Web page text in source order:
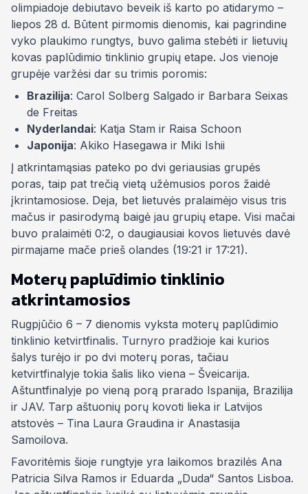
olimpiadoje debiutavo beveik iš karto po atidarymo –
liepos 28 d. Būtent pirmomis dienomis, kai pagrindine
vyko plaukimo rungtys, buvo galima stebėti ir lietuvių
kovas paplūdimio tinklinio grupių etape. Jos vienoje
grupėje varžėsi dar su trimis poromis:
Brazilija: Carol Solberg Salgado ir Barbara Seixas
de Freitas
Nyderlandai: Katja Stam ir Raisa Schoon
Japonija: Akiko Hasegawa ir Miki Ishii
Į atkrintamąsias pateko po dvi geriausias grupės
poras, taip pat trečią vietą užėmusios poros žaidė
įkrintamosiose. Deja, bet lietuvės pralaimėjo visus tris
mačus ir pasirodymą baigė jau grupių etape. Visi mačai
buvo pralaimėti 0:2, o daugiausiai kovos lietuvės davė
pirmajame mače prieš olandes (19:21 ir 17:21).
Moterų paplūdimio tinklinio
atkrintamosios
Rugpjūčio 6 – 7 dienomis vyksta moterų paplūdimio
tinklinio ketvirtfinalis. Turnyro pradžioje kai kurios
šalys turėjo ir po dvi moterų poras, tačiau
ketvirtfinalyje tokia šalis liko viena – Šveicarija.
Aštuntfinalyje po vieną porą prarado Ispanija, Brazilija
ir JAV. Tarp aštuonių porų kovoti lieka ir Latvijos
atstovės – Tina Laura Graudina ir Anastasija
Samoilova.
Favoritėmis šioje rungtyje yra laikomos brazilės Ana
Patricia Silva Ramos ir Eduarda „Duda“ Santos Lisboa.